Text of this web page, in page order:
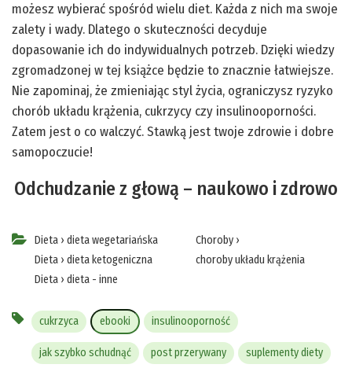
możesz wybierać spośród wielu diet. Każda z nich ma swoje
zalety i wady. Dlatego o skuteczności decyduje
dopasowanie ich do indywidualnych potrzeb. Dzięki wiedzy
zgromadzonej w tej książce będzie to znacznie łatwiejsze.
Nie zapominaj, że zmieniając styl życia, ograniczysz ryzyko
chorób układu krążenia, cukrzycy czy insulinooporności.
Zatem jest o co walczyć. Stawką jest twoje zdrowie i dobre
samopoczucie!
Odchudzanie z głową – naukowo i zdrowo
Dieta › dieta wegetariańska
Dieta › dieta ketogeniczna
Dieta › dieta - inne
Choroby›
choroby układu krążenia
cukrzyca ebooki insulinooporność
jak szybko schudnąć post przerywany suplementy diety